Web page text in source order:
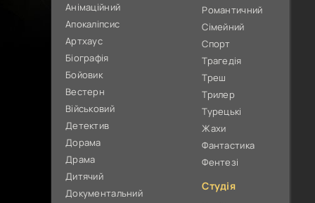
Анімаційний
Апокаліпсис
Артхаус
Біографія
Бойовик
Вестерн
Військовий
Детектив
Дорама
Драма
Дитячий
Документальний
Романтичний
Сімейний
Спорт
Трагедія
Треш
Трилер
Турецькі
Жахи
Фантастика
Фентезі
Студія